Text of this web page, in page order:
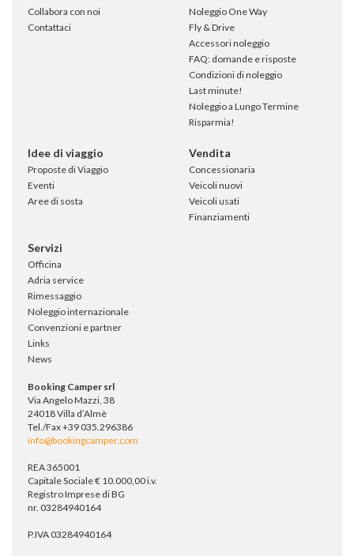
Collabora con noi
Contattaci
Noleggio One Way
Fly & Drive
Accessori noleggio
FAQ: domande e risposte
Condizioni di noleggio
Last minute!
Noleggio a Lungo Termine
Risparmia!
Idee di viaggio
Proposte di Viaggio
Eventi
Aree di sosta
Vendita
Concessionaria
Veicoli nuovi
Veicoli usati
Finanziamenti
Servizi
Officina
Adria service
Rimessaggio
Noleggio internazionale
Convenzioni e partner
Links
News
Booking Camper srl
Via Angelo Mazzi, 38
24018 Villa d’Almè
Tel./Fax +39 035.296386
info@bookingcamper.com
REA 365001
Capitale Sociale € 10.000,00 i.v.
Registro Imprese di BG
nr. 03284940164
P.IVA 03284940164